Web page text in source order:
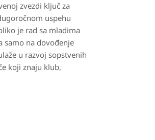
zvezdi ključ za
uspehu
je rad sa mladima
samo na dovođenje
u razvoj sopstvenih
koji znaju klub,